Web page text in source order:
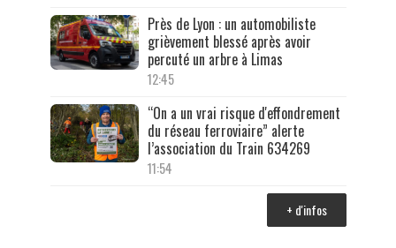
Près de Lyon : un automobiliste
grièvement blessé après avoir
percuté un arbre à Limas
12:45
“On a un vrai risque d'effondrement
du réseau ferroviaire” alerte
l’association du Train 634269
11:54
+ d'infos